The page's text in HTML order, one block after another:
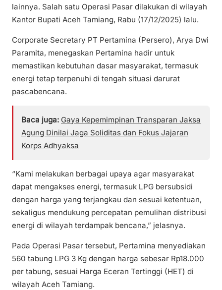
lainnya. Salah satu Operasi Pasar dilakukan di wilayah
Kantor Bupati Aceh Tamiang, Rabu (17/12/2025) lalu.
Corporate Secretary PT Pertamina (Persero), Arya Dwi
Paramita, menegaskan Pertamina hadir untuk
memastikan kebutuhan dasar masyarakat, termasuk
energi tetap terpenuhi di tengah situasi darurat
pascabencana.
Baca juga: Gaya Kepemimpinan Transparan Jaksa
Agung Dinilai Jaga Soliditas dan Fokus Jajaran
Korps Adhyaksa
“Kami melakukan berbagai upaya agar masyarakat
dapat mengakses energi, termasuk LPG bersubsidi
dengan harga yang terjangkau dan sesuai ketentuan,
sekaligus mendukung percepatan pemulihan distribusi
energi di wilayah terdampak bencana,” jelasnya.
Pada Operasi Pasar tersebut, Pertamina menyediakan
560 tabung LPG 3 Kg dengan harga sebesar Rp18.000
per tabung, sesuai Harga Eceran Tertinggi (HET) di
wilayah Aceh Tamiang.